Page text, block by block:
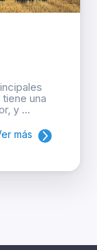
una
y ...
más